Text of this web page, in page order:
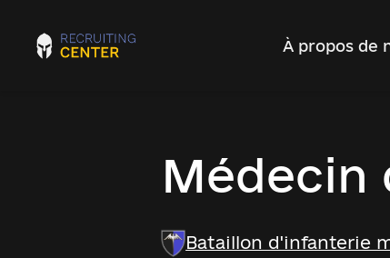
À propos de
Médecin
Bataillon d'infanterie